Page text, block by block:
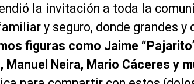
la invitación a toda la
y seguro, donde grandes
figuras como Jaime
Manuel Neira, Mario Cáceres y